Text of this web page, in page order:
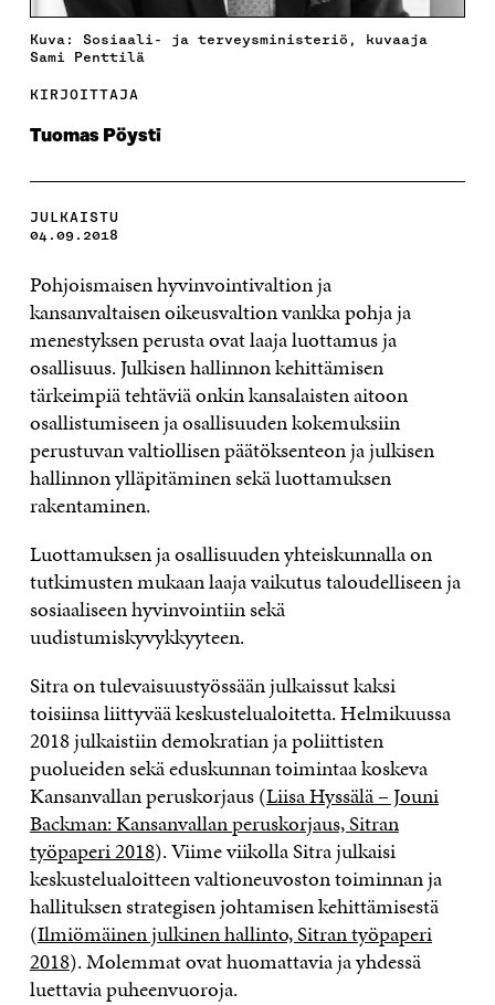
Kuva: Sosiaali- ja terveysministeriö, kuvaaja
Sami Penttilä
KIRJOITTAJA
Tuomas Pöysti
JULKAISTU
04.09.2018
Pohjoismaisen hyvinvointivaltion ja
kansanvaltaisen oikeusvaltion vankka pohja ja
menestyksen perusta ovat laaja luottamus ja
osallisuus. Julkisen hallinnon kehittämisen
tärkeimpiä tehtäviä onkin kansalaisten aitoon
osallistumiseen ja osallisuuden kokemuksiin
perustuvan valtiollisen päätöksenteon ja julkisen
hallinnon ylläpitäminen sekä luottamuksen
rakentaminen.
Luottamuksen ja osallisuuden yhteiskunnalla on
tutkimusten mukaan laaja vaikutus taloudelliseen ja
sosiaaliseen hyvinvointiin sekä
uudistumiskyvykkyyteen.
Sitra on tulevaisuustyössään julkaissut kaksi
toisiinsa liittyvää keskustelualoitetta. Helmikuussa
2018 julkaistiin demokratian ja poliittisten
puolueiden sekä eduskunnan toimintaa koskeva
Kansanvallan peruskorjaus (Liisa Hyssälä – Jouni
Backman: Kansanvallan peruskorjaus, Sitran
työpaperi 2018). Viime viikolla Sitra julkaisi
keskustelualoitteen valtioneuvoston toiminnan ja
hallituksen strategisen johtamisen kehittämisestä
(Ilmiömäinen julkinen hallinto, Sitran työpaperi
2018). Molemmat ovat huomattavia ja yhdessä
luettavia puheenvuoroja.